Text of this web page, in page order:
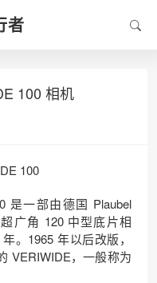
者
100 相机
100
是一部由德国 Plaubel
广角 120 中型底片相
。1965 年以后改版，
VERIWIDE，一般称为